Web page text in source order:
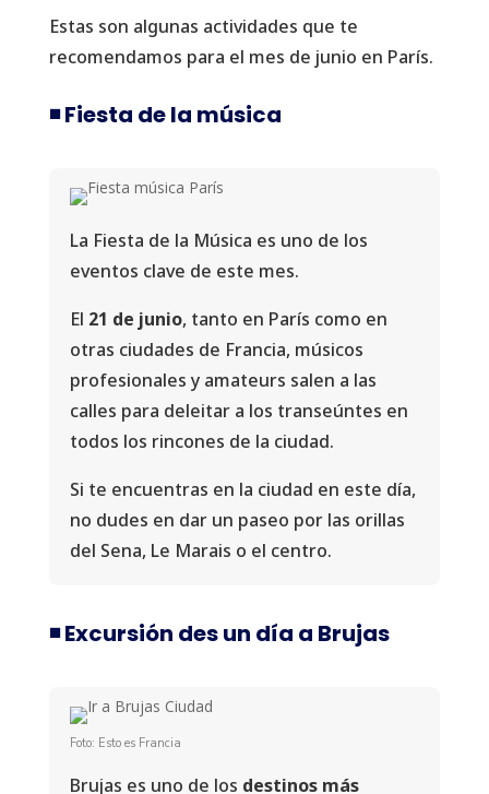
Estas son algunas actividades que te
recomendamos para el mes de junio en París.
◾️ Fiesta de la música
La Fiesta de la Música es uno de los
eventos clave de este mes.
El 21 de junio, tanto en París como en
otras ciudades de Francia, músicos
profesionales y amateurs salen a las
calles para deleitar a los transeúntes en
todos los rincones de la ciudad.
Si te encuentras en la ciudad en este día,
no dudes en dar un paseo por las orillas
del Sena, Le Marais o el centro.
◾️ Excursión des un día a Brujas
Foto: Esto es Francia
Brujas es uno de los destinos más